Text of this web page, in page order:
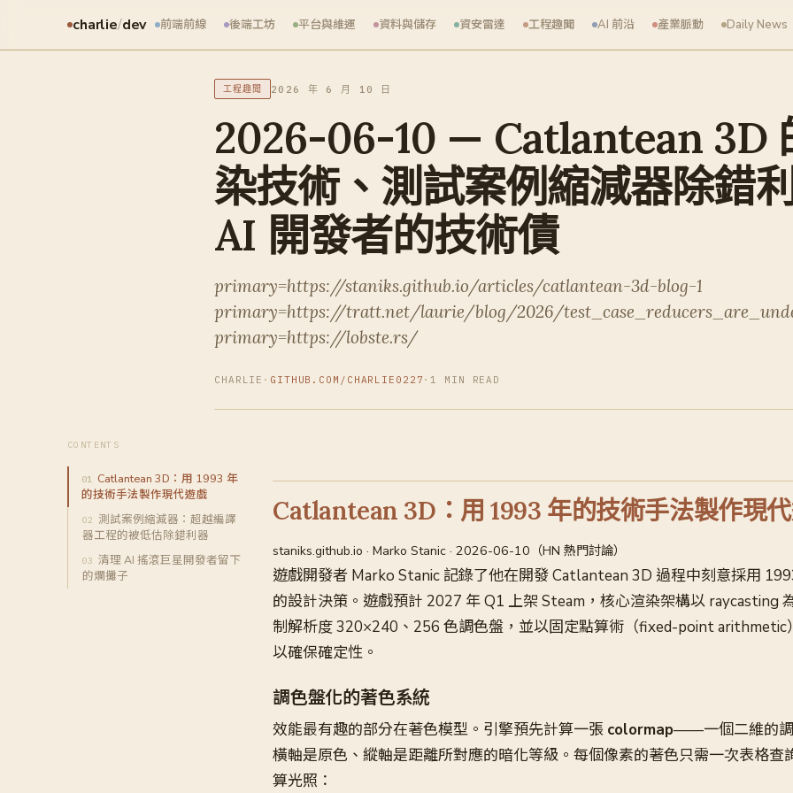
charlie/dev 前端前線 後端工坊 平台與維運 資料與儲存 資安雷達 工程趣聞 AI 前沿 產業脈動 Daily News
工程趣聞 2026 年 6 月 10 日
2026-06-10 — Catlantean 3D
染技術、測試案例縮減器除錯
AI 開發者的技術債
primary=https://staniks.github.io/articles/catlantean-3d-blog-1
primary=https://tratt.net/laurie/blog/2026/
primary=https://lobste.rs/
CHARLIE · GITHUB.COM/CHARLIE0227 · 1 MIN READ
CONTENTS
Catlantean 3D：用 1993 年
的技術手法製作現代遊戲
測試案例縮減器：超越編譯
器工程的被低估除錯利器
清理 AI 搖滾巨星開發者留下
的爛攤子
Catlantean 3D：用 1993 年的技術手法製作現
staniks.github.io · Marko Stanic · 2026-06-10（HN 熱門討論）
遊戲開發者 Marko Stanic 記錄了他在開發 Catlantean 3D 過程中刻意採用
的設計決策。遊戲預計 2027 年 Q1 上架 Steam，核心渲染架構以 raycasting
制解析度 320×240、256 色調色盤，並以固定點算術（fixed-point arithmetic
以確保確定性。
調色盤化的著色系統
效能最有趣的部分在著色模型。引擎預先計算一張 colormap——一個二維的
橫軸是原色、縱軸是距離所對應的暗化等級。每個像素的著色只需一次表格查
算光照：